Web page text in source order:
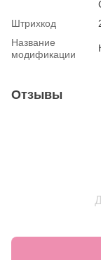
Штрихкод
Название
модификации
Отзывы